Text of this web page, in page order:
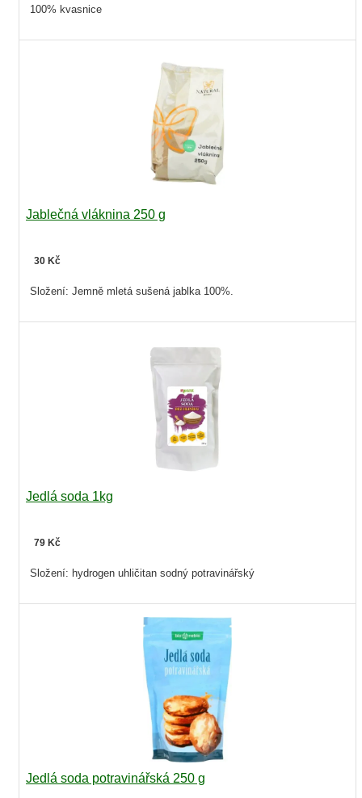
100% kvasnice
Jablečná vláknina 250 g
30 Kč
Složení: Jemně mletá sušená jablka 100%.
Jedlá soda 1kg
79 Kč
Složení: hydrogen uhličitan sodný potravinářský
Jedlá soda potravinářská 250 g